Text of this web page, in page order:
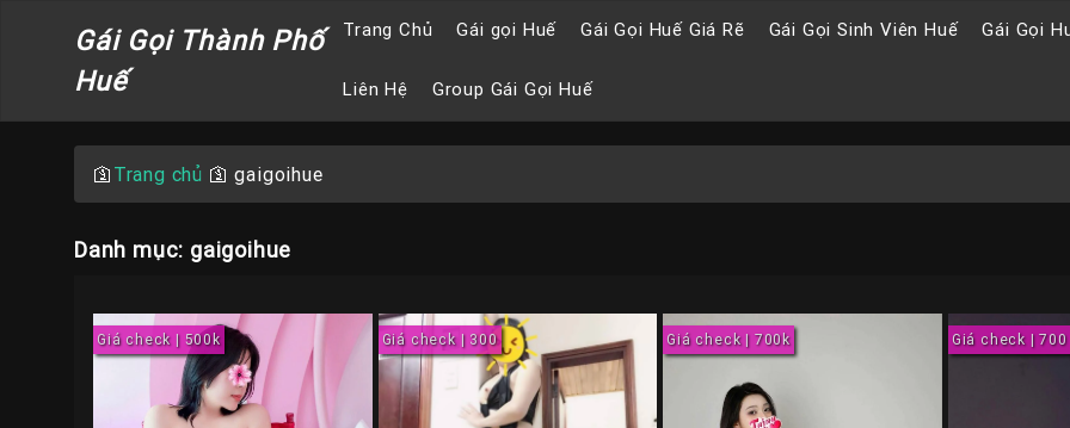
Gái Gọi Thành Phố
Huế
Trang Chủ Gái gọi Huế Gái Gọi Huế Giá Rẽ Gái Gọi Sinh Viên Huế Gái Gọi
Liên Hệ Group Gái Gọi Huế
🛐 Trang chủ 🛐gaigoihue
Danh mục: gaigoihue
Giá check | 500k Giá check | 300 Giá check | 700k Giá check | 700